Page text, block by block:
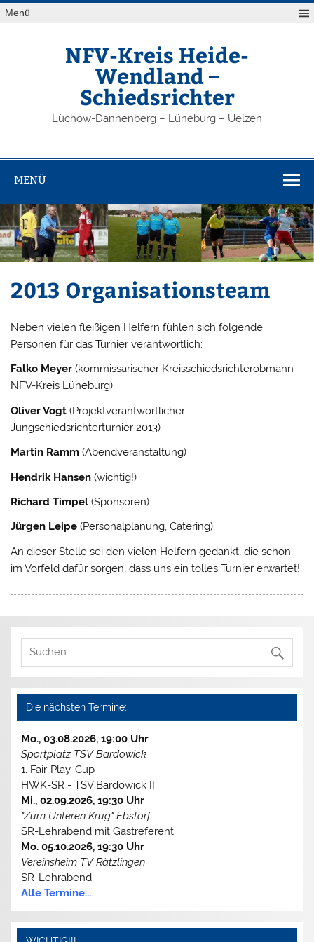
Zum
Inhalt
Menü
NFV-Kreis Heide-
Wendland –
Schiedsrichter
Lüchow-Dannenberg – Lüneburg – Uelzen
MENÜ
2013 Organisationsteam
Neben vielen fleißigen Helfern fühlen sich folgende
Personen für das Turnier verantwortlich:
Falko Meyer (kommissarischer Kreisschiedsrichterobmann
NFV-Kreis Lüneburg)
Oliver Vogt (Projektverantwortlicher
Jungschiedsrichterturnier 2013)
Martin Ramm (Abendveranstaltung)
Hendrik Hansen (wichtig!)
Richard Timpel (Sponsoren)
Jürgen Leipe (Personalplanung, Catering)
An dieser Stelle sei den vielen Helfern gedankt, die schon
im Vorfeld dafür sorgen, dass uns ein tolles Turnier erwartet!
Die nächsten Termine:
Mo., 03.08.2026, 19:00 Uhr
Sportplatz TSV Bardowick
1. Fair-Play-Cup
HWK-SR - TSV Bardowick II
Mi., 02.09.2026, 19:30 Uhr
"Zum Unteren Krug" Ebstorf
SR-Lehrabend mit Gastreferent
Mo. 05.10.2026, 19:30 Uhr
Vereinsheim TV Rätzlingen
SR-Lehrabend
Alle Termine...